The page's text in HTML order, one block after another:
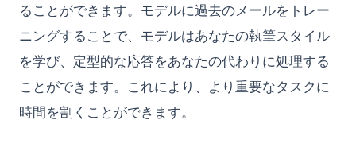
ることができます。モデルに過去のメールをトレー
ニングすることで、モデルはあなたの執筆スタイル
を学び、定型的な応答をあなたの代わりに処理する
ことができます。これにより、より重要なタスクに
時間を割くことができます。